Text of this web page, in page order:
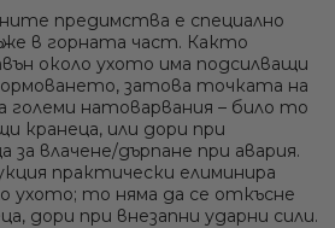
и цветове:7 размера (Ø20 до
до над 15 м; избор на ярко
или класически бяло/черно
предимства е специално
в горната част. Както
около ухото има подсилващи
затова точката на
големи натоварвания – било то
кранеца, или дори при
за влачене/дърпане при авария.
практически елиминира
ухото; то няма да се откъсне
дори при внезапни ударни сили.